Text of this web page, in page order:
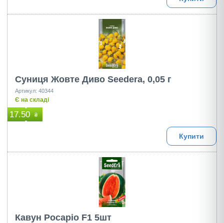
Суниця Жовте Диво Seedera, 0,05 г
Артикул: 40344
Є на складі
17.50 ₴
Купити
Кавун Pocapio F1 5шт